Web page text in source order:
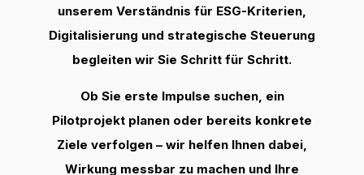
unserem Verständnis für ESG-Kriterien,
Digitalisierung und strategische Steuerung
begleiten wir Sie Schritt für Schritt.
Ob Sie erste Impulse suchen, ein
Pilotprojekt planen oder bereits konkrete
Ziele verfolgen – wir helfen Ihnen dabei,
Wirkung messbar zu machen und Ihre